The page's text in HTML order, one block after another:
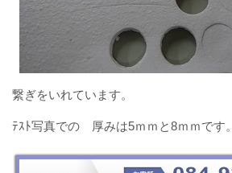
繋ぎをいれています。
ﾃｽﾄ写真での 厚みは5ｍｍと8ｍｍです。